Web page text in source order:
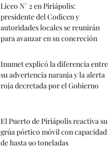
Liceo N° 2 en Piriápolis:
presidente del Codicen y
autoridades locales se reunirán
para avanzar en su concreción
Inumet explicó la diferencia entre
su advertencia naranja y la alerta
roja decretada por el Gobierno
El Puerto de Piriápolis reactiva su
grúa pórtico móvil con capacidad
de hasta 90 toneladas